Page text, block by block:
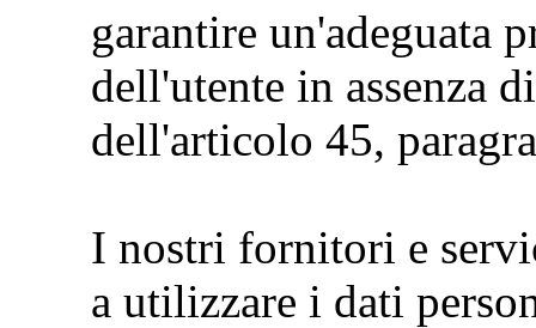
garantire un'adeguata
dell'utente in assenza
dell'articolo 45,
I nostri fornitori e
a utilizzare i dati